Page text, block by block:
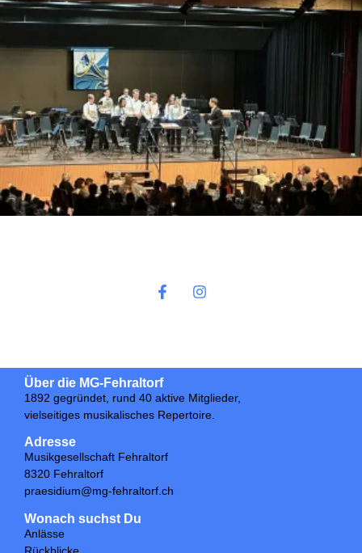
Über die MG-Fehraltorf
1892 gegründet, rund 40 aktive Mitglieder,
vielseitiges musikalisches Repertoire.
Adresse
Musikgesellschaft Fehraltorf
8320 Fehraltorf
praesidium@mg-fehraltorf.ch
Wonach suchst Du
Anlässe
Rückblicke